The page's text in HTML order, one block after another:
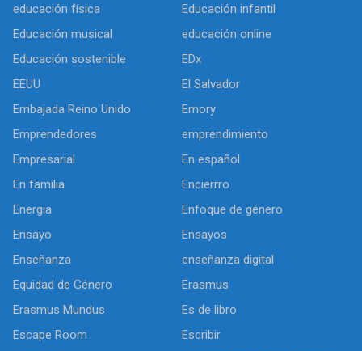
educación física
Educación infantil
Educación musical
educación online
Educación sostenible
EDx
EEUU
El Salvador
Embajada Reino Unido
Emory
Emprendedores
emprendimiento
Empresarial
En español
En familia
Encierrro
Energia
Enfoque de género
Ensayo
Ensayos
Enseñanza
enseñanza digital
Equidad de Género
Erasmus
Erasmus Mundus
Es de libro
Escape Room
Escribir